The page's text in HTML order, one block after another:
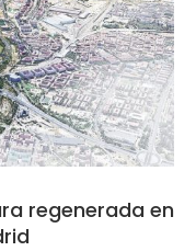
regenerada en